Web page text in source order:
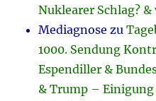
Nuklearer Schlag?
Mediagnose zu
1000. Sendung
Espendiller &
& Trump –